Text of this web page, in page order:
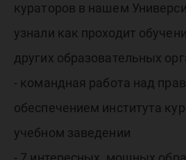
кураторов в нашем
узнали как проходит
других образовательных
- командная работа над
обеспечением института
учебном заведении